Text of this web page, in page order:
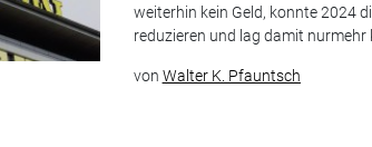
weiterhin kein Geld, konnte 2024
reduzieren und lag damit nurmehr
von Walter K. Pfauntsch